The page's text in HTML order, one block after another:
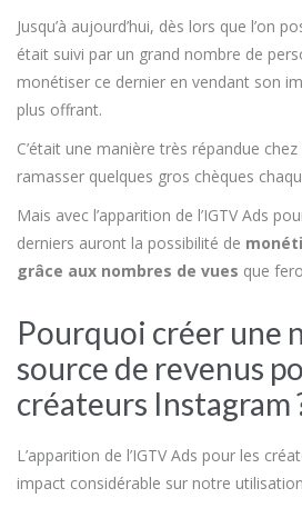
Jusqu’à aujourd’hui, dès lors que l’on
était suivi par un grand nombre de
monétiser ce dernier en vendant son
plus offrant.
C’était une manière très répandue
ramasser quelques gros chèques
Mais avec l’apparition de l’IGTV Ads
derniers auront la possibilité de
grâce aux nombres de vues que
Pourquoi créer une
source de revenus
créateurs Instagram
L’apparition de l’IGTV Ads pour les
impact considérable sur notre